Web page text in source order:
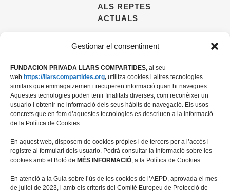
Gestionar el consentiment
FUNDACION PRIVADA LLARS COMPARTIDES, al seu
web https://llarscompartides.org, utilitza cookies i altres tecnologies
similars que emmagatzemen i recuperen informació quan hi navegues.
Aquestes tecnologies poden tenir finalitats diverses, com reconèixer un
usuario i obtenir-ne informació dels seus hàbits de navegació. Els usos
concrets que en fem d’aquestes tecnologies es descriuen a la informació
de la Política de Cookies.
En aquest web, disposem de cookies pròpies i de tercers per a l’accés i
registre al formulari dels usuario. Podrà consultar la informació sobre les
cookies amb el Botó de MÉS INFORMACIÓ, a la Política de Cookies.
En atenció a la Guia sobre l’ús de les cookies de l’AEPD, aprovada el mes
de juliol de 2023, i amb els criteris del Comitè Europeu de Protecció de
ALS REPTES
ACTUALS
08028 Barcelona